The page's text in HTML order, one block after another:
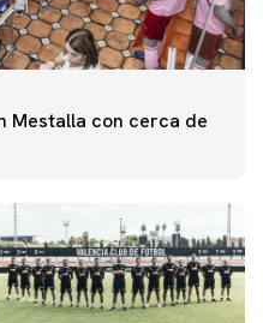
Mestalla con cerca de